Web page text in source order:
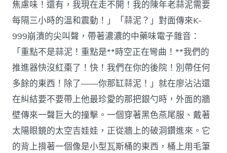
焦慮味！還有，我現在走不開！我的陳年老蒜泥需要
每隔三小時的溫和震動！」「蒜泥？」對面傳來K-
999崩潰的尖叫聲，帶著濃濃的中藥味電子雜音：
「重點不是蒜泥！重點是**時空正在彎曲！**我們的
推進器快沒紅棗了！快！我們在你的後院！別帶任何
多餘的東西！除了——你那缸蒜泥！」就在廖沾沾還
在糾結要不要帶上他最珍愛的那把銀勺時，外面的牆
壁傳來一聲巨大的撞擊。一個穿著黑色燕尾服、戴著
太陽眼鏡的太空吉娃娃，正從牆上的破洞鑽進來。它
的背上揹著一個像是小型瓦斯桶的東西，桶上用毛筆